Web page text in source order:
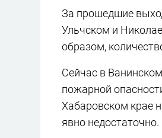
За прошедшие
Ульчском и
образом,
Сейчас в
пожарной
Хабаровском крае
явно недостаточно.